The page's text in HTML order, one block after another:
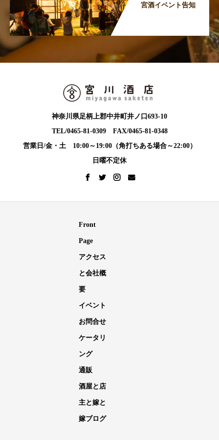
宮酒イベント告知
神奈川県足柄上郡中井町井ノ口693-10
TEL/0465-81-0309 FAX/0465-81-0348
営業日/金・土 10:00～19:00（角打ちある場合～22:00）
日曜不定休
Front
Page
アクセス
と会社概
要
イベント
お問合せ
ケータリ
ング
通販
酒屋と店
主と嫁と
嫁ブログ